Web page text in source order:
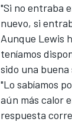
"Si no entraba
nuevo, si
Aunque Lewis
teníamos
sido una
"Lo sabíamos
aún más calor
respuesta